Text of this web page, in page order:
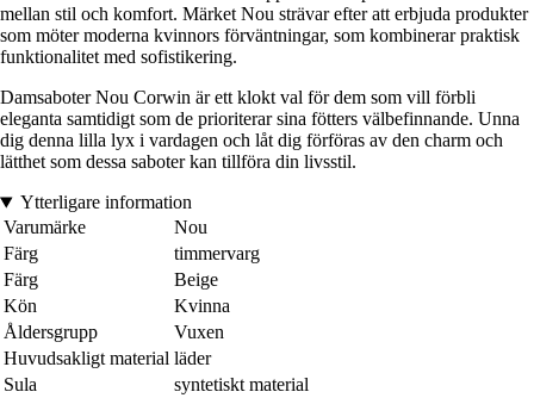
mellan stil och komfort. Märket Nou strävar efter att erbjuda produkter
som möter moderna kvinnors förväntningar, som kombinerar praktisk
funktionalitet med sofistikering.
Damsaboter Nou Corwin är ett klokt val för dem som vill förbli
eleganta samtidigt som de prioriterar sina fötters välbefinnande. Unna
dig denna lilla lyx i vardagen och låt dig förföras av den charm och
lätthet som dessa saboter kan tillföra din livsstil.
Ytterligare information
Varumärke
Nou
Färg
timmervarg
Färg
Beige
Kön
Kvinna
Åldersgrupp
Vuxen
Huvudsakligt material läder
Sula
syntetiskt material